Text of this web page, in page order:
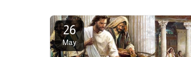
26
May